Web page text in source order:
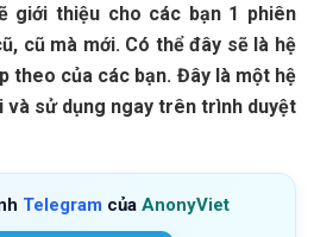
giới thiệu cho các bạn 1 phiên
cũ mà mới. Có thể đây sẽ là hệ
theo của các bạn. Đây là một hệ
và sử dụng ngay trên trình duyệt
Telegram của AnonyViet